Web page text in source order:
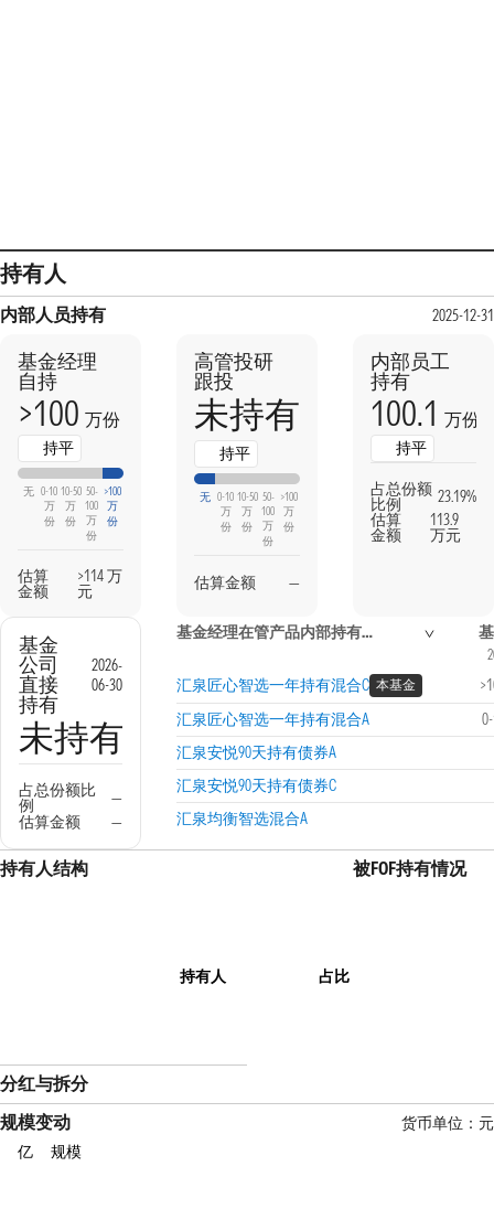
持有人
内部人员持有 2025-12-31
基金经理
自持
>100 万份
持平
无 0-10
万
份
10-50
万
份
50-
100
万
份
>100
万
份
估算
金额
>114 万
元
高管投研
跟投
未持有
持平
无 0-10
万
份
10-50
万
份
50-
100
万
份
>100
万
份
估算金额 —
内部员工
持有
100.1 万份
持平
占总份额
比例
23.19%
估算
金额
113.9
万元
基金
公司
直接
持有
2026-
06-30
未持有
占总份额比
例
—
估算金额
—
基金经理在管产品内部持有信息
汇泉匠心智选一年持有混合C 本基金
汇泉匠心智选一年持有混合A
汇泉安悦90天持有债券A
汇泉安悦90天持有债券C
汇泉均衡智选混合A
持有人结构
持有人 占比
被FOF持有情况
分红与拆分
规模变动
货币单位：元
亿
规模